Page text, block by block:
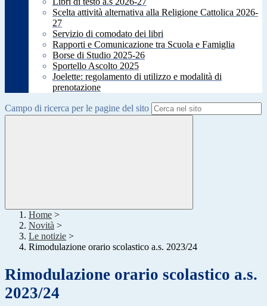
Scelta attività alternativa alla Religione Cattolica 2026-
27
Servizio di comodato dei libri
Rapporti e Comunicazione tra Scuola e Famiglia
Borse di Studio 2025-26
Sportello Ascolto 2025
Joelette: regolamento di utilizzo e modalità di
prenotazione
Campo di ricerca per le pagine del sito
Home >
Novità >
Le notizie >
Rimodulazione orario scolastico a.s. 2023/24
Rimodulazione orario scolastico a.s.
2023/24